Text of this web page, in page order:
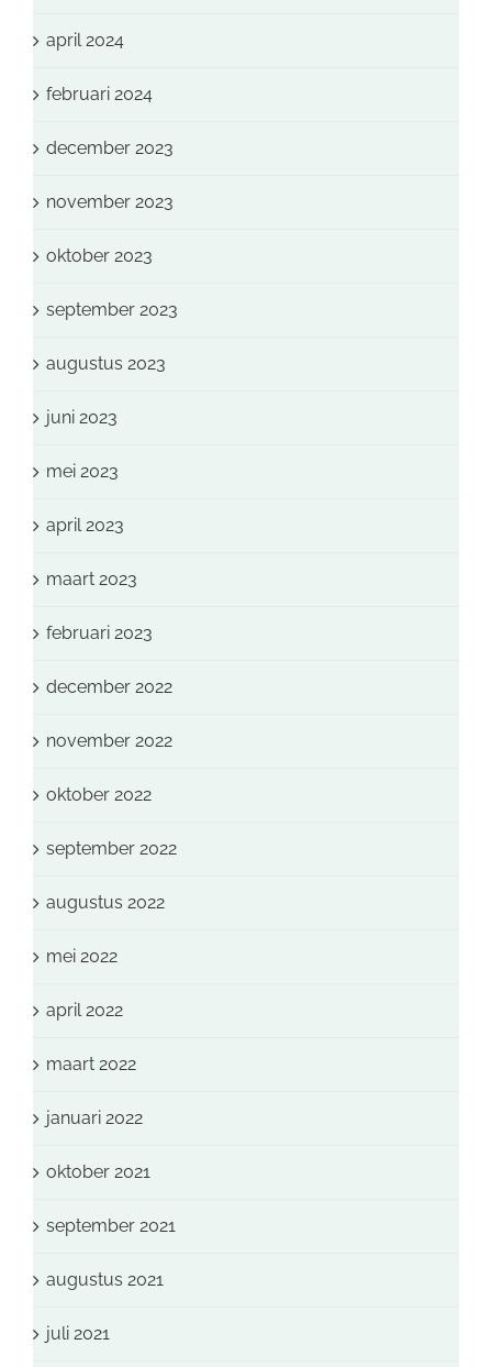
april 2024
februari 2024
december 2023
november 2023
oktober 2023
september 2023
augustus 2023
juni 2023
mei 2023
april 2023
maart 2023
februari 2023
december 2022
november 2022
oktober 2022
september 2022
augustus 2022
mei 2022
april 2022
maart 2022
januari 2022
oktober 2021
september 2021
augustus 2021
juli 2021